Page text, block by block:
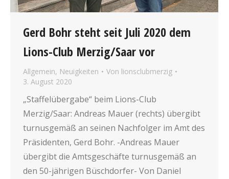
Gerd Bohr steht seit Juli 2020 dem
Lions-Club Merzig/Saar vor
Allgemein, Neuigkeiten Von lionsclubmerzig
3. August 2020
„Staffelübergabe“ beim Lions-Club
Merzig/Saar: Andreas Mauer (rechts) übergibt
turnusgemäß an seinen Nachfolger im Amt des
Präsidenten, Gerd Bohr. -Andreas Mauer
übergibt die Amtsgeschäfte turnusgemäß an
den 50-jährigen Büschdorfer- Von Daniel